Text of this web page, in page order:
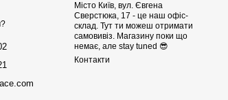
Місто Київ, вул. Євгена
Сверстюка, 17 - це наш офіс-
склад. Тут ти можеш отримати
самовивіз. Магазину поки що
немає, але stay tuned 😎
Контакти